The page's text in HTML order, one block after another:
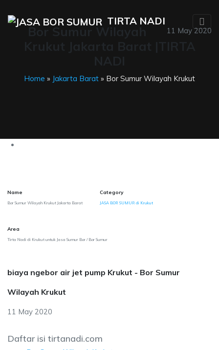
TIRTA NADI
11 May 2020
Home » Jakarta Barat » Bor Sumur Wilayah Krukut
Name
Bor Sumur Wilayah Krukut Jakarta Barat
Category
JASA BOR SUMUR di Krukut
Area
Tirta Nadi di Krukut untuk Jasa Sumur Bor / Bor Sumur
biaya ngebor air jet pump Krukut - Bor Sumur
Wilayah Krukut
11 May 2020
Daftar isi tirtanadi.com